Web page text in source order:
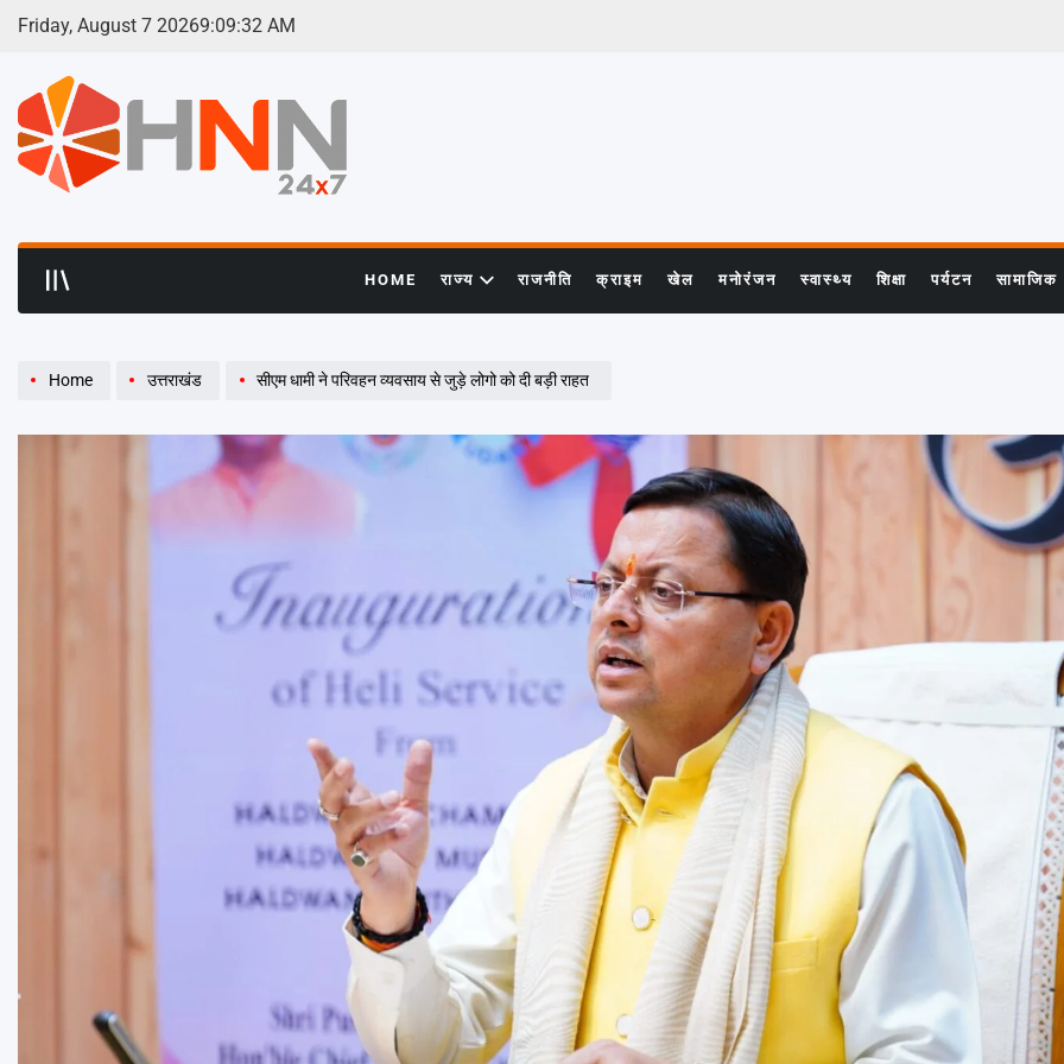
Skip
Friday, August 7 20269:09:33 AM
HOME राज्य राजनीति क्राइम खेल मनोरंजन स्वास्थ्य शिक्षा पर्यटन सामाजिक
Home उत्तराखंड सीएम धामी ने परिवहन व्यवसाय से जुड़े लोगो को दी बड़ी राहत